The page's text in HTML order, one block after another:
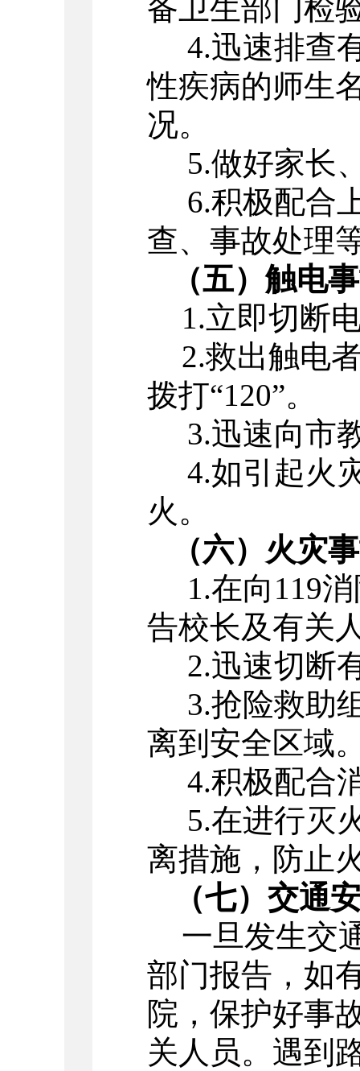
备卫生部门检
4.迅速排查
性疾病的师生
况。
5.做好家长
6.积极配合
查、事故处理
（五）触电
1.立即切断
2.救出触电
拨打“120”。
3.迅速向市
4.如引起火
火。
（六）火灾
1.在向119
告校长及有关
2.迅速切断
3.抢险救助
离到安全区域
4.积极配合
5.在进行灭
离措施，防止
（七）交通
一旦发生交
部门报告，如
院，保护好事
关人员。遇到